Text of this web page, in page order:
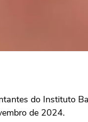
do Instituto
de 2024.